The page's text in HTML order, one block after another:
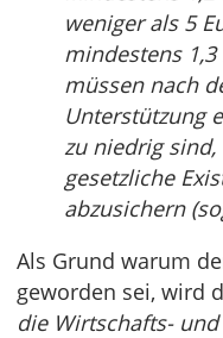
weniger als 5
mindestens
müssen nach
Unterstützung
zu niedrig
gesetzliche
abzusichern
Als Grund warum
geworden sei, wird
die Wirtschafts- und